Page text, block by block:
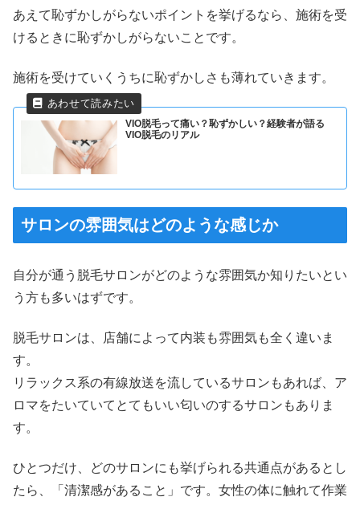
あえて恥ずかしがらないポイントを挙げるなら、施術を受
けるときに恥ずかしがらないことです。
施術を受けていくうちに恥ずかしさも薄れていきます。
VIO脱毛って痛い？恥ずかしい？経験者が語る
VIO脱毛のリアル
サロンの雰囲気はどのような感じか
自分が通う脱毛サロンがどのような雰囲気か知りたいとい
う方も多いはずです。
脱毛サロンは、店舗によって内装も雰囲気も全く違いま
す。
リラックス系の有線放送を流しているサロンもあれば、ア
ロマをたいていてとてもいい匂いのするサロンもありま
す。
ひとつだけ、どのサロンにも挙げられる共通点があるとし
たら、「清潔感があること」です。女性の体に触れて作業